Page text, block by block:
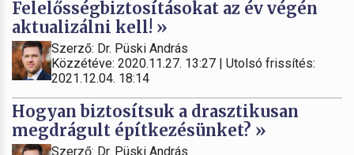
Felelősségbiztosításokat az év végén
aktualizálni kell! »
Szerző: Dr. Püski András
Közzétéve: 2020.11.27. 13:27 | Utolsó frissítés:
2021.12.04. 18:14
Hogyan biztosítsuk a drasztikusan
megdrágult építkezésünket? »
Szerző: Dr. Püski András